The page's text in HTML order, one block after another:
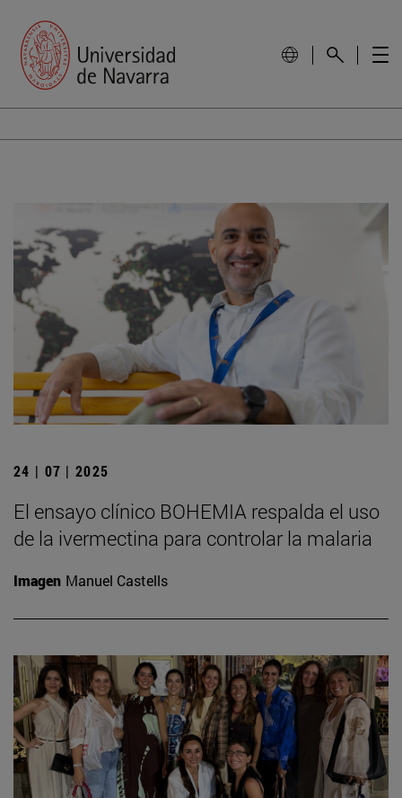
24 | 07 | 2025
El ensayo clínico BOHEMIA respalda el uso
de la ivermectina para controlar la malaria
Imagen Manuel Castells